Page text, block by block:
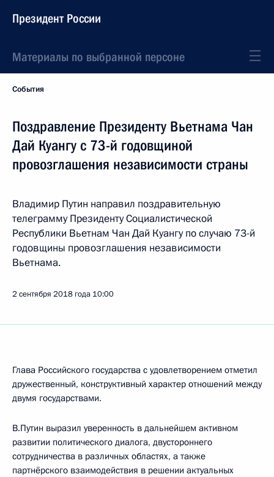
Президент России
Материалы по выбранной персоне
События
Поздравление Президенту Вьетнама Чан
Дай Куангу с 73-й годовщиной
провозглашения независимости страны
Владимир Путин направил поздравительную
телеграмму Президенту Социалистической
Республики Вьетнам Чан Дай Куангу по случаю 73-й
годовщины провозглашения независимости
Вьетнама.
2 сентября 2018 года 10:00
Глава Российского государства с удовлетворением отметил
дружественный, конструктивный характер отношений между
двумя государствами.
В.Путин выразил уверенность в дальнейшем активном
развитии политического диалога, двустороннего
сотрудничества в различных областях, а также
партнёрского взаимодействия в решении актуальных